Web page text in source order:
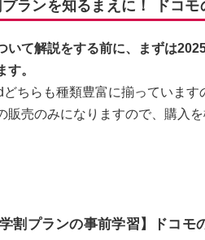
ランを知るまえに！ ドコ
いて解説をする前に、まずは
。
ちらも種類豊富に揃っていま
販売のみになりますので、購入
割プランの事前学習】ドコモ